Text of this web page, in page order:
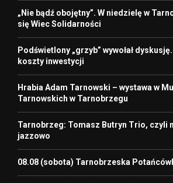
„Nie bądź obojętny”. W niedzielę w
się Wiec Solidarności
Podświetlony „grzyb” wywołał
koszty inwestycji
Hrabia Adam Tarnowski – wystawa w
Tarnowskich w Tarnobrzegu
Tarnobrzeg: Tomasz Butryn Trio, czyli
jazzowo
08.08 (sobota) Tarnobrzeska